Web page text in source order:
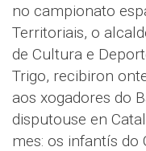
no campionato
Territoriais, o
de Cultura e
Trigo, recibiron
aos xogadores do
disputouse en
mes: os infantís do